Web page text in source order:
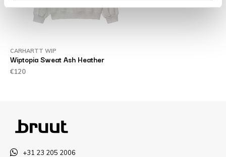
CARHARTT WIP
Wiptopia Sweat Ash Heather
€120
+31 23 205 2006